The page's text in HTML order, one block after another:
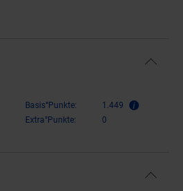
Basis°Punkte:
1.449
Extra°Punkte:
0